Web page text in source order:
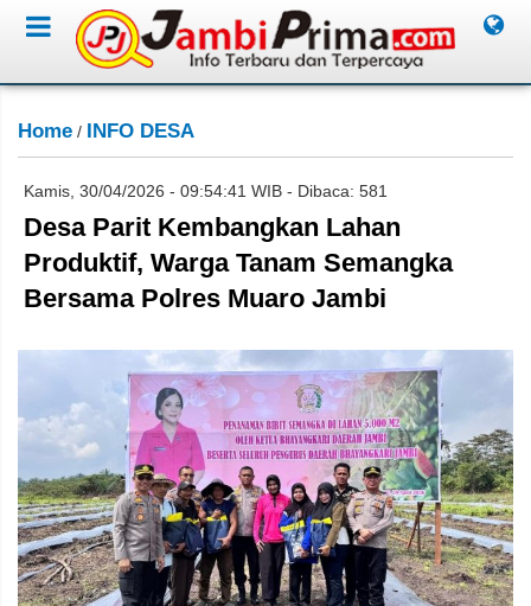
Home / INFO DESA
Kamis, 30/04/2026 - 09:54:41 WIB - Dibaca: 581
Desa Parit Kembangkan Lahan
Produktif, Warga Tanam Semangka
Bersama Polres Muaro Jambi